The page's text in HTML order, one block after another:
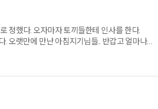
정했다. 오자마자 토끼들한테 인사를 한다.
오랫만에 만난 아침지기님들.. 반갑고 얼마나
식 준다고... 아침에 용서의길 산책했다고...
족들은 만족하며 1박2일을 알차게 보내고